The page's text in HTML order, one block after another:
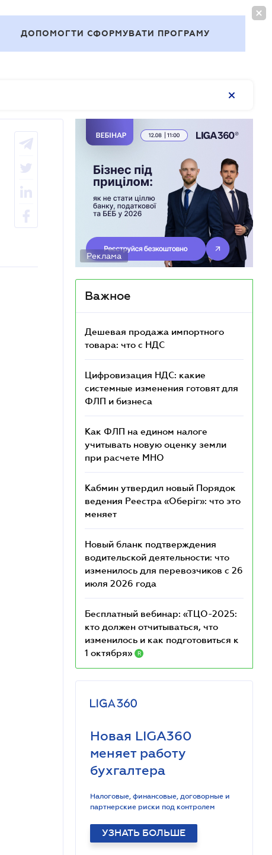
ДОПОМОГТИ СФОРМУВАТИ ПРОГРАМУ
Реклама
Важное
Дешевая продажа импортного
товара: что c НДС
Цифровизация НДС: какие
системные изменения готовят для
ФЛП и бизнеса
Как ФЛП на едином налоге
учитывать новую оценку земли
при расчете МНО
Кабмин утвердил новый Порядок
ведения Реестра «Оберіг»: что это
меняет
Новый бланк подтверждения
водительской деятельности: что
изменилось для перевозчиков с 26
июля 2026 года
Бесплатный вебинар: «ТЦО-2025:
кто должен отчитываться, что
изменилось и как подготовиться к
1 октября»
R
Новая LIGA360
меняет работу
бухгалтера
Налоговые, финансовые, договорные и
партнерские риски под контролем
УЗНАТЬ БОЛЬШЕ